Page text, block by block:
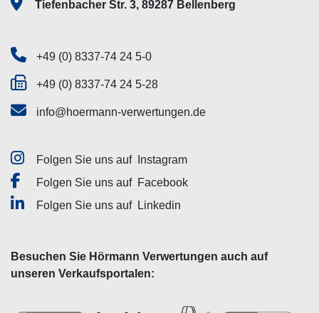
Tiefenbacher Str. 3, 89287 Bellenberg
+49 (0) 8337-74 24 5-0
+49 (0) 8337-74 24 5-28
info@hoermann-verwertungen.de
Folgen Sie uns auf
Instagram
Folgen Sie uns auf Facebook
Folgen Sie uns auf
Linkedin
Besuchen Sie Hörmann Verwertungen auch auf
unseren Verkaufsportalen: